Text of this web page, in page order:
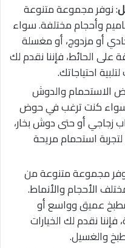
: نوفر مجموعة متنوعة
وأحجام مختلفة. سواء
أو مزدوج، أو مغسلة
الحائط، فإننا نقدم لك
احتياجاتك.
الاستحمام والدوش
سواء كنت ترغب في حوض
زجاجي أو حتى دوش بخار،
لتجربة استحمام مريحة
مجموعة متنوعة من
الأحجام والأنماط.
عميق وواسع أو
فإننا نقدم لك الخيارات
والغسيل.